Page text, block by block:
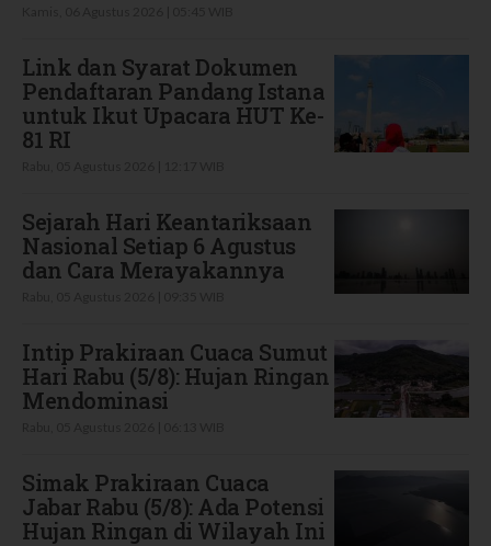
Link dan Syarat Dokumen
Pendaftaran Pandang Istana
untuk Ikut Upacara HUT Ke-
81 RI
Sejarah Hari Keantariksaan
Nasional Setiap 6 Agustus
dan Cara Merayakannya
Intip Prakiraan Cuaca Sumut
Hari Rabu (5/8): Hujan Ringan
Mendominasi
Simak Prakiraan Cuaca
Jabar Rabu (5/8): Ada Potensi
Hujan Ringan di Wilayah Ini